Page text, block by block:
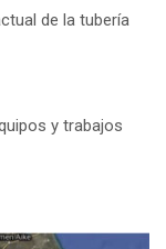
de la tubería
y trabajos